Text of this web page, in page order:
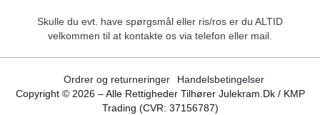
Skulle du evt. have spørgsmål eller ris/ros er du ALTID
velkommen til at kontakte os via telefon eller mail.
Copyright © 2026– Alle Rettigheder Tilhører Julekram.dk / KMP
Trading (CVR: 37156787)
Ordrer og returneringer Handelsbetingelser